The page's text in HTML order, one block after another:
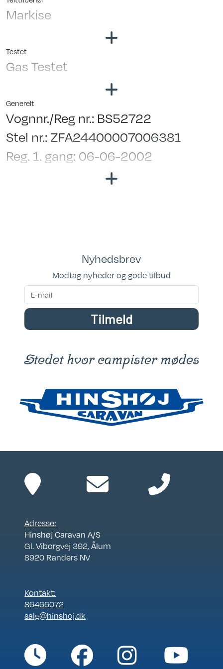
Markise
Testet
Gas Testet
Generelt
Vognnr./Reg nr.: BS52722
Stel nr.: ZFA24400007006381
Reg. 1. gang: 06-06-2002
Grøn ejerafgift ½ år: 8170
Kørte km.: 214000
Sovepladser: 6
Nyhedsbrev
Modtag nyheder og gode tilbud
Tilmeld
Adresse:
Hinshøj Caravan A/S
Gl. Viborgvej 392, Ålum
8920 Randers NV
Kontakt:
86466072
salg@hinshoj.dk